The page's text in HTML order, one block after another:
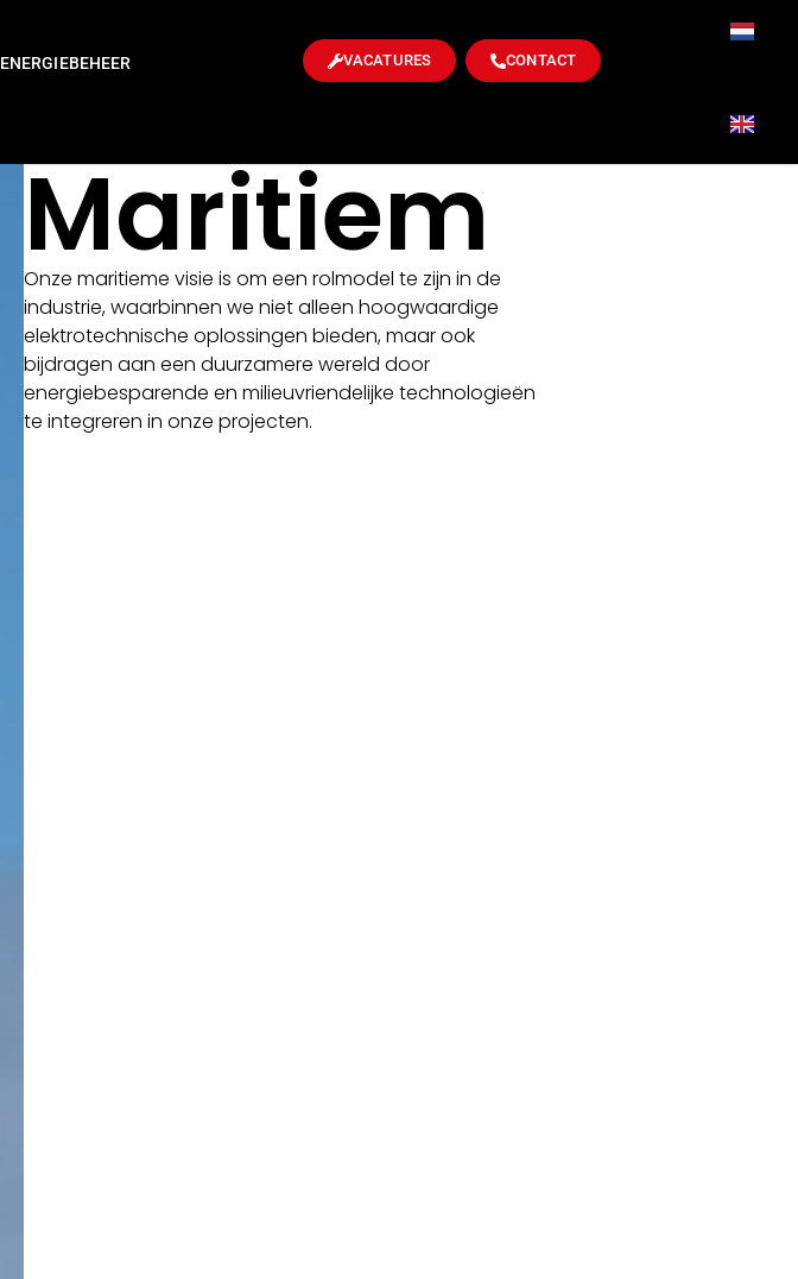
ENERGIEBEHEER
VACATURES CONTACT
Maritiem
Onze maritieme visie is om een rolmodel te zijn in de
industrie, waarbinnen we niet alleen hoogwaardige
elektrotechnische oplossingen bieden, maar ook
bijdragen aan een duurzamere wereld door
energiebesparende en milieuvriendelijke technologieën
te integreren in onze projecten.